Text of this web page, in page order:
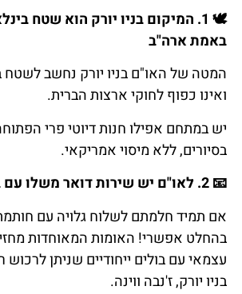
🕊️
1. המיקוםבניויורק הוא שטח
באמתארה"ב
המטה של האו"ם בניו יורק נחשב לשטח
ואינו כפוף לחוקי ארצות הברית.
יש במתחם אפילו חנות דיוטי פרי
בסיורים, ללא מיסוי אמריקאי.
📧
לאו"ם יש שירותדוארמשלועם
אם תמיד חלמתם לשלוח גלויה עם
בהחלט אפשרי! האומות המאוחדות
עצמאי עם בולים ייחודיים שניתן
בניו יורק, ז'נבה ווינה.